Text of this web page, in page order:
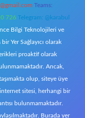
Teams:
726 Telegram: @karabul
Bilgi Teknolojileri ve
Yer Sağlayıcı olarak
proaktif olarak
Ancak,
olup, siteye üye
sitesi, herhangi bir
bulunmamaktadır.
Burada yer